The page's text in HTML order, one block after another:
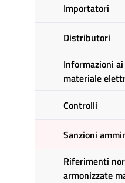
Importatori
Distributori
Informazioni
materiale
Controlli
Sanzioni
Riferimenti
armonizzate